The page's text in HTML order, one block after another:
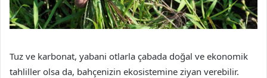
Tuz ve karbonat, yabani otlarla çabada doğal ve ekonomik
tahliller olsa da, bahçenizin ekosistemine ziyan verebilir.